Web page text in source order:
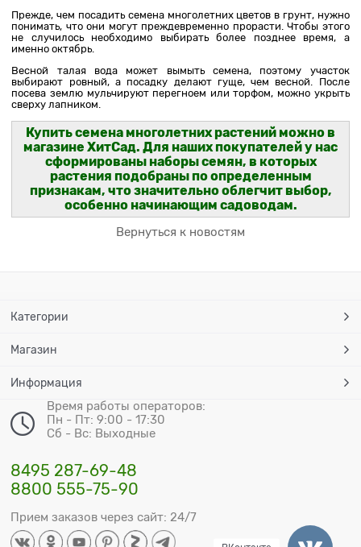
Прежде, чем посадить семена многолетних цветов в грунт, нужно
понимать, что они могут преждевременно прорасти. Чтобы этого
не случилось необходимо выбирать более позднее время, а
именно октябрь.
Весной талая вода может вымыть семена, поэтому участок
выбирают ровный, а посадку делают гуще, чем весной. После
посева землю мульчируют перегноем или торфом, можно укрыть
сверху лапником.
Купить семена многолетних растений можно в
магазине ХитСад. Для наших покупателей у нас
сформированы наборы семян, в которых
растения подобраны по определенным
признакам, что значительно облегчит выбор,
особенно начинающим садоводам.
Вернуться к новостям
Категории
Магазин
Информация
Время работы операторов:
Пн - Пт: 9:00 - 17:30
Сб - Вс: Выходные
8495 287-69-48
8800 555-75-90
Прием заказов через сайт: 24/7